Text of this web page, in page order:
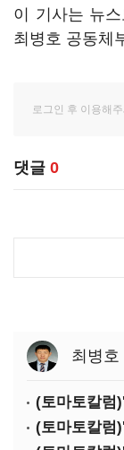
이 기사는 뉴
최병호 공동체
댓글 0
최병호
(토마토칼럼